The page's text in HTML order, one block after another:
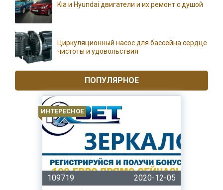
Kia и Hyundai двигатели и их ремонт с душой
Циркуляционный насос для бассейна сердце
чистоты и удовольствия
ПОПУЛЯРНОЕ
ИНТЕРЕСНОЕ
109719
2020-12-05